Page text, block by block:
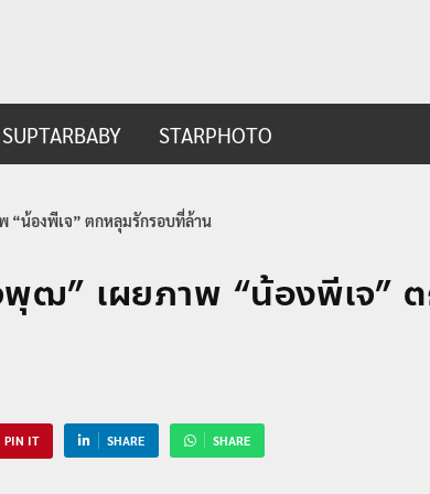
SUPTARBABY STARPHOTO
“น้องพีเจ” ตกหลุมรักรอบที่ล้าน
ฒ” เผยภาพ “น้องพีเจ”
PIN IT SHARE SHARE